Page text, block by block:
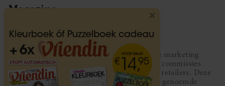
Magazine
Service
Vriendin participeert in diverse affiliate marketing
programma’s, dat houdt in dat Vriendin commissies
ontvangt voor aankopen middels links van retailers. Deze
website wordt niet gesponsord door de genoemde